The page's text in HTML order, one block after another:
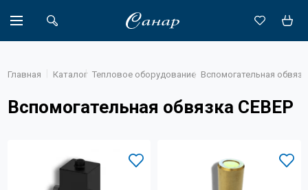
Каталог
Главная Каталог Тепловое оборудование Вспомогательная
Вспомогательная обвязка СЕВЕР